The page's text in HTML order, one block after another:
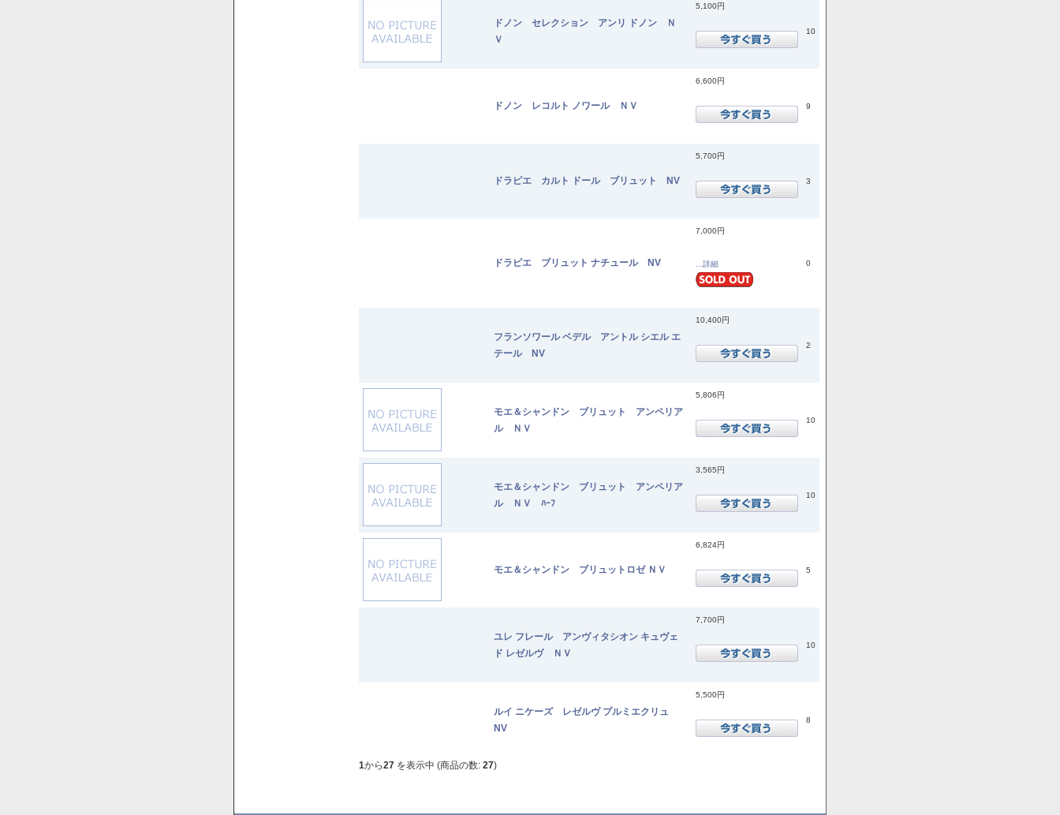
ドノン セレクション アンリ ドノン Ｎ
Ｖ
5,100円
10
ドノン レコルト ノワール ＮＶ
6,600円
9
ドラピエ カルト ドール ブリュット NV
5,700円
3
ドラピエ ブリュット ナチュール NV
7,000円
...詳細 0
フランソワール ベデル アントル シエル エ
テール NV
10,400円
2
モエ＆シャンドン ブリュット アンペリア
ル ＮＶ
5,806円
10
モエ＆シャンドン ブリュット アンペリア
ル ＮＶ ﾊｰﾌ
3,565円
10
モエ＆シャンドン ブリュットロゼ ＮＶ
6,824円
5
ユレ フレール アンヴィタシオン キュヴェ
ド レゼルヴ ＮＶ
7,700円
10
ルイ ニケーズ レゼルヴ プルミエクリュ
NV
5,500円
8
1から27 を表示中 (商品の数: 27)